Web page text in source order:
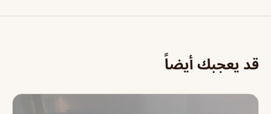
قد يعجبك أيضاً